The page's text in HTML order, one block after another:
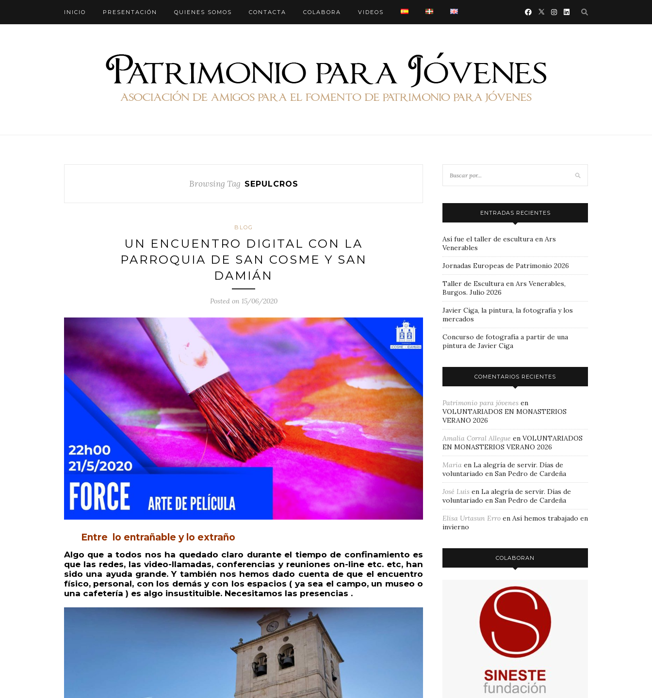
INICIO PRESENTACIÓN QUIENES SOMOS CONTACTA COLABORA VIDEOS
Browsing Tag SEPULCROS
BLOG
UN ENCUENTRO DIGITAL CON LA
PARROQUIA DE SAN COSME Y SAN
DAMIÁN
Posted on 15/06/2020
Entre lo entrañable y lo extraño
Algo que a todos nos ha quedado claro durante el tiempo de confinamiento es
que las redes, las video-llamadas, conferencias y reuniones on-line etc. etc, han
sido una ayuda grande. Y también nos hemos dado cuenta de que el encuentro
físico, personal, con los demás y con los espacios ( ya sea el campo, un museo o
una cafetería ) es algo insustituible. Necesitamos las presencias .
ENTRADAS RECIENTES
Así fue el taller de escultura en Ars
Venerables
Jornadas Europeas de Patrimonio 2026
Taller de Escultura en Ars Venerables,
Burgos. Julio 2026
Javier Ciga, la pintura, la fotografía y los
mercados
Concurso de fotografía a partir de una
pintura de Javier Ciga
COMENTARIOS RECIENTES
Patrimonio para jóvenes en
VOLUNTARIADOS EN MONASTERIOS
VERANO 2026
Amalia Corral Allegue en VOLUNTARIADOS
EN MONASTERIOS VERANO 2026
Maria en La alegría de servir. Días de
voluntariado en San Pedro de Cardeña
José Luis en La alegría de servir. Días de
voluntariado en San Pedro de Cardeña
Elisa Urtasun Erro en Así hemos trabajado en
invierno
COLABORAN